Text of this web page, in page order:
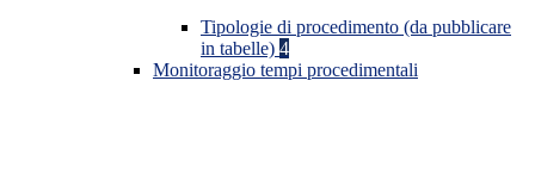
Tipologie di procedimento (da pubblicare
in tabelle) 4
Monitoraggio tempi procedimentali